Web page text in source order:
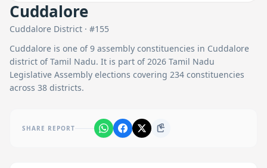
Cuddalore
Cuddalore District · #155
Cuddalore is one of9 assembly constituencies in Cuddalore
district of Tamil Nadu. It is part of 2026 Tamil Nadu
Legislative Assembly elections covering 234 constituencies
across 38 districts.
SHARE REPORT